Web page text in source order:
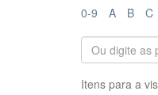
0-9 A B C
Itens para a